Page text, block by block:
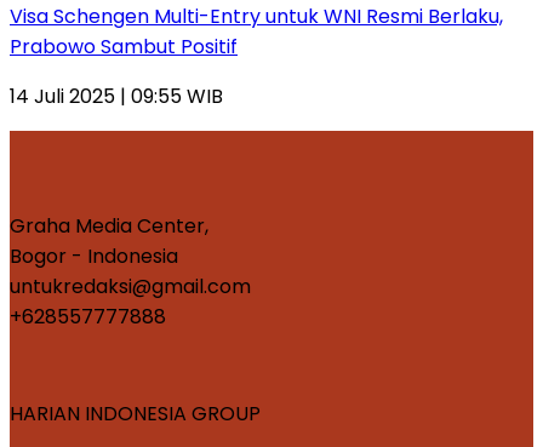
Visa Schengen Multi-Entry untuk WNI Resmi Berlaku,
Prabowo Sambut Positif
14 Juli 2025 | 09:55 WIB
Graha Media Center,
Bogor - Indonesia
untukredaksi@gmail.com
+628557777888
HARIAN INDONESIA GROUP